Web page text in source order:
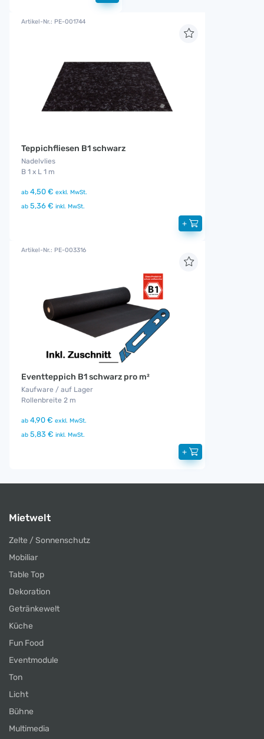
Artikel-Nr.: PE-001744
Teppichfliesen B1 schwarz
Nadelvlies
B 1 x L 1 m
ab 4,50 € exkl. MwSt.
ab 5,36 € inkl. MwSt.
+
Artikel-Nr.: PE-003316
Eventteppich B1 schwarz pro m²
Kaufware / auf Lager
Rollenbreite 2 m
ab 4,90 € exkl. MwSt.
ab 5,83 € inkl. MwSt.
+
Mietwelt
Zelte / Sonnenschutz
Mobiliar
Table Top
Dekoration
Getränkewelt
Küche
Fun Food
Eventmodule
Ton
Licht
Bühne
Multimedia